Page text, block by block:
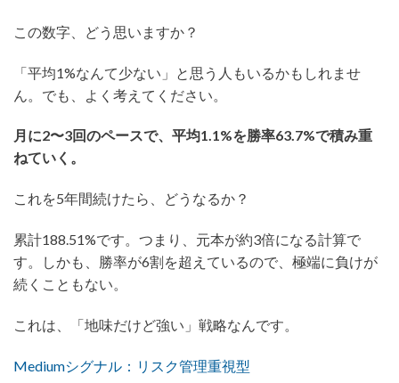
この数字、どう思いますか？
「平均1%なんて少ない」と思う人もいるかもしれませ
ん。でも、よく考えてください。
月に2〜3回のペースで、平均1.1%を勝率63.7%で積み重
ねていく。
これを5年間続けたら、どうなるか？
累計188.51%です。つまり、元本が約3倍になる計算で
す。しかも、勝率が6割を超えているので、極端に負けが
続くこともない。
これは、「地味だけど強い」戦略なんです。
Mediumシグナル：リスク管理重視型